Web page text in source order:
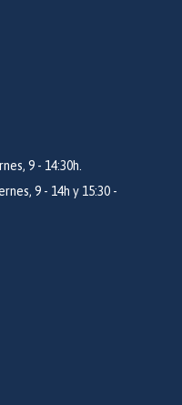
9 - 14:30h.
9 - 14h y 15:30 -